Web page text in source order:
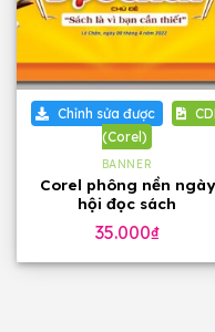
Chỉnh sửa được
(Corel)
BANNER
Corel phông nền ngày
hội đọc sách
35.000₫